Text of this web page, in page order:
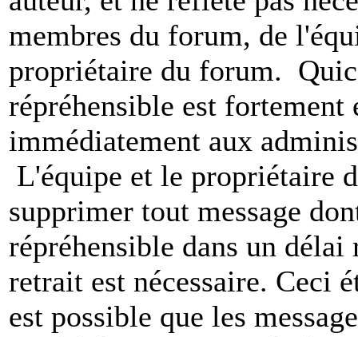
membres du forum, de
propriétaire du forum.
répréhensible est
immédiatement aux
L'équipe et le propriétaire
supprimer tout message
répréhensible dans un
retrait est nécessaire. Ceci
est possible que les